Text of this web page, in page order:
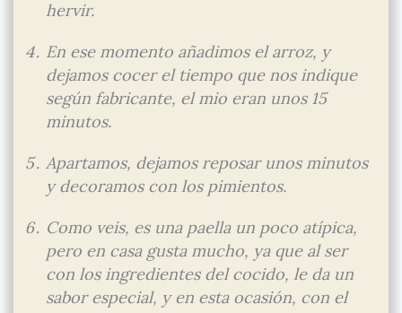
hervir.
En ese momento añadimos el arroz, y
dejamos cocer el tiempo que nos indique
según fabricante, el mio eran unos 15
minutos.
Apartamos, dejamos reposar unos minutos
y decoramos con los pimientos.
Como veis, es una paella un poco atípica,
pero en casa gusta mucho, ya que al ser
con los ingredientes del cocido, le da un
sabor especial, y en esta ocasión, con el